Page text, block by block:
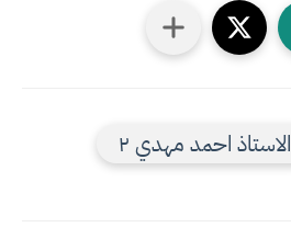
الاستاذ احمد مهدي ٢